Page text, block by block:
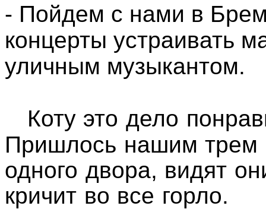
- Пойдем с нами в
концерты устраивать
уличным музыкантом.
Коту это дело
Пришлось нашим трем
одного двора, видят
кричит во все горло.